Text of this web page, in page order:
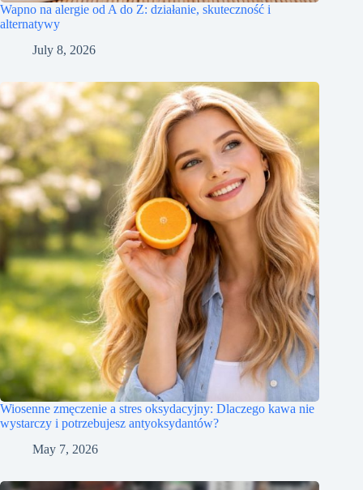
Wapno na alergie od A do Z: działanie, skuteczność i
alternatywy
July 8, 2026
Wiosenne zmęczenie a stres oksydacyjny: Dlaczego kawa nie
wystarczy i potrzebujesz antyoksydantów?
May 7, 2026